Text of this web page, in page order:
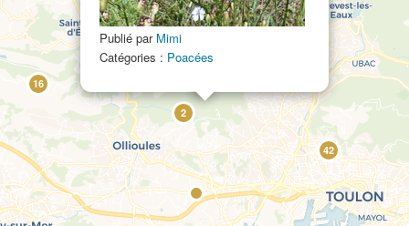
16
2
42
Publié par Mimi
Catégories : Poacées